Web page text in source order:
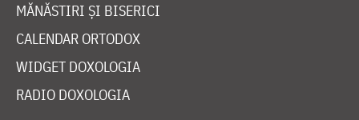
MĂNĂSTIRI ȘI BISERICI
CALENDAR ORTODOX
WIDGET DOXOLOGIA
RADIO DOXOLOGIA